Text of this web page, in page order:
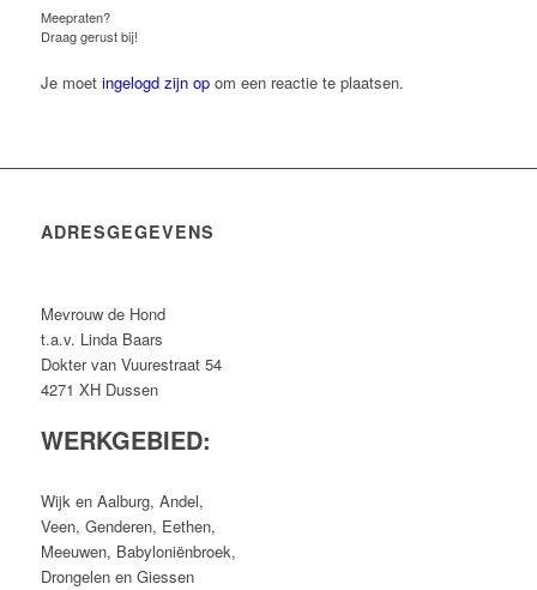
Meepraten?
Draag gerust bij!
Je moet ingelogd zijn opom een reactie te plaatsen.
ADRESGEGEVENS
Mevrouw de Hond
t.a.v. Linda Baars
Dokter van Vuurestraat 54
4271 XH Dussen
WERKGEBIED:
Wijk en Aalburg, Andel,
Veen, Genderen, Eethen,
Meeuwen, Babyloniënbroek,
Drongelen en Giessen